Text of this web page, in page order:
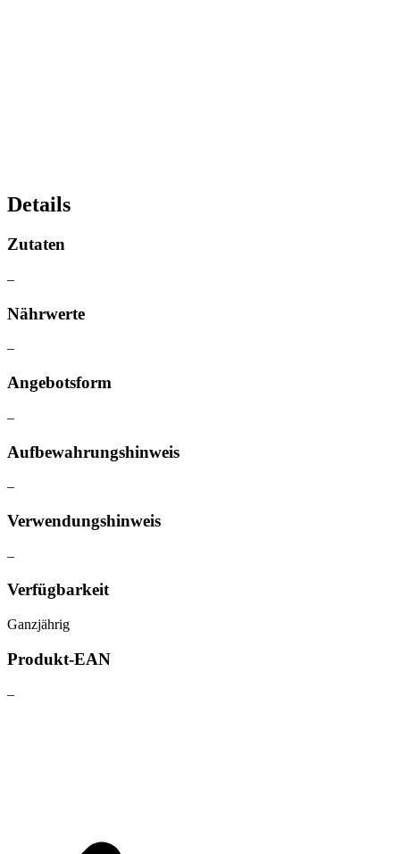
Details
Zutaten
–
Nährwerte
–
Angebotsform
–
Aufbewahrungshinweis
–
Verwendungshinweis
–
Verfügbarkeit
Ganzjährig
Produkt-EAN
–